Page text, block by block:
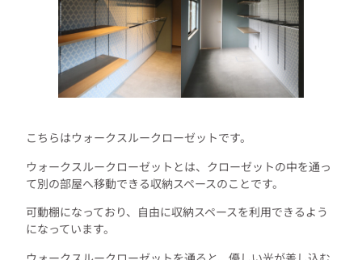
こちらはウォークスルークローゼットです。
ウォークスルークローゼットとは、クローゼットの中を通っ
て別の部屋へ移動できる収納スペースのことです。
可動棚になっており、自由に収納スペースを利用できるよう
になっています。